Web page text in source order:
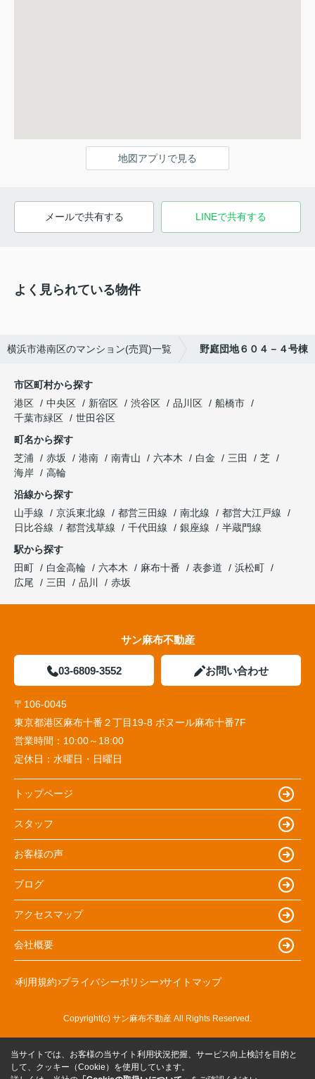
地図アプリで見る
メールで共有する LINEで共有する
よく見られている物件
横浜市港南区のマンション(売買)一覧 野庭団地６０４－４号棟
市区町村から探す
港区
中央区 新宿区 渋谷区 品川区
船橋市
千葉市緑区
世田谷区
町名から探す
芝浦
赤坂 港南 南青山 六本木 白金 三田
芝
海岸
高輪
沿線から探す
山手線
京浜東北線 都営三田線 南北線
都営大江戸線
日比谷線
都営浅草線 千代田線 銀座線
半蔵門線
駅から探す
田町
白金高輪 六本木 麻布十番 表参道
浜松町
広尾
三田 品川 赤坂
サン麻布不動産
03-6809-3552 お問い合わせ
〒106-0045
東京都港区麻布十番２丁目19-8 ボヌール麻布十番7F
営業時間： 10:00～18:00
定休日： 水曜日・日曜日
トップページ
スタッフ
お客様の声
ブログ
アクセスマップ
会社概要
利用規約 プライバシーポリシー サイトマップ
Copyright(c) サン麻布不動産 All Rights Reserved.
当サイトでは、お客様の当サイト利用状況把握、サービス向上検討を目的と
して、クッキー（Cookie）を使用しています。